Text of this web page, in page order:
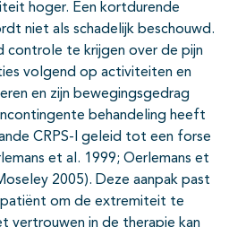
hoger. Een kortdurende
niet als schadelijk beschouwd.
te krijgen over de pijn
volgend op activiteiten en
en zijn bewegingsgedrag
behandeling heeft
CRPS-I geleid tot een forse
et al. 1999; Oerlemans et
2005). Deze aanpak past
om de extremiteit te
vertrouwen in de therapie kan